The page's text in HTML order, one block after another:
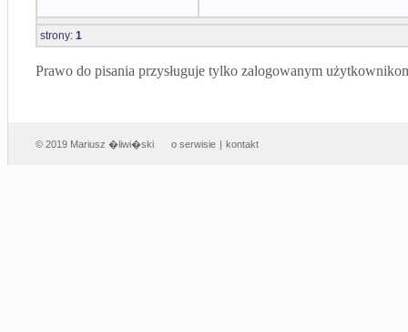
strony: 1
Prawo do pisania przysługuje tylko zalogowanym
© 2019 Mariusz �liwi�ski o serwisie | kontakt